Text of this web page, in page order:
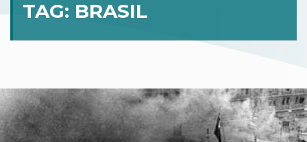
TAG: BRASIL